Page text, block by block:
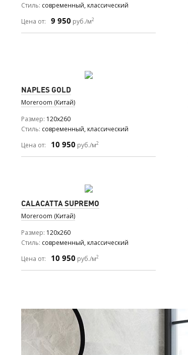
Стиль современный, классический
Цена от:
9 950 руб./м2
NAPLES GOLD
Moreroom (Китай)
Размер 120x260
Стиль современный, классический
Цена от:
10 950 руб./м2
CALACATTA SUPREMO
Moreroom (Китай)
Размер 120x260
Стиль современный, классический
Цена от:
10 950 руб./м2